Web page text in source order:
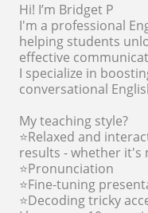
Hi! I’m Bridget P
I'm a professional
helping students
effective
I specialize in
conversational
My teaching style?
⭐Relaxed and
results - whether it's
⭐Pronunciation
⭐Fine-tuning
⭐Decoding tricky